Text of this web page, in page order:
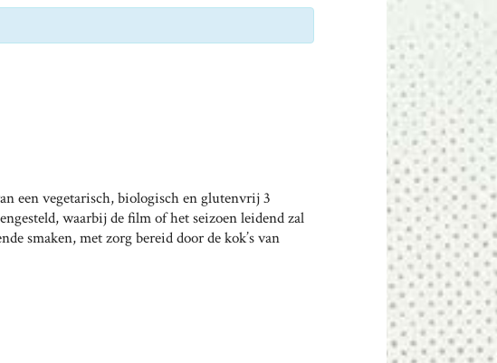
een vegetarisch, biologisch en glutenvrij 3
waarbij de film of het seizoen leidend zal
smaken, met zorg bereid door de kok’s van